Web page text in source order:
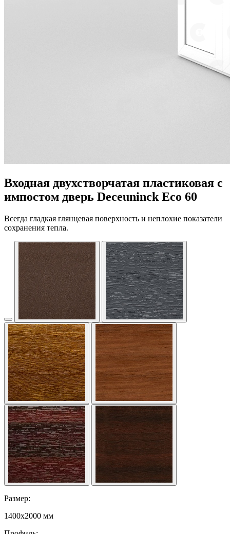
Входная двухстворчатая пластиковая с
импостом дверь Deceuninck Eco 60
Всегда гладкая глянцевая поверхность и неплохие показатели
сохранения тепла.
Размер:
1400x2000 мм